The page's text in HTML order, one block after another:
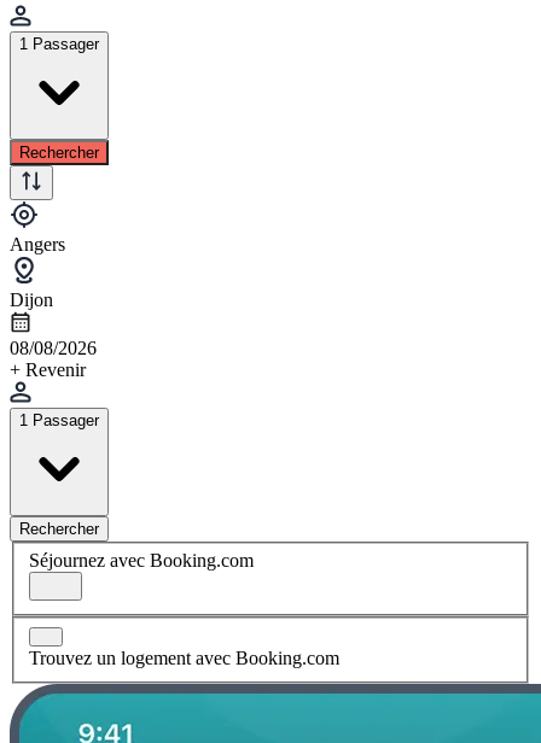
1 Passager
Rechercher
Angers
Dijon
08/08/2026
+ Revenir
1 Passager
Rechercher
Séjournez avec Booking.com
Trouvez un logement avec Booking.com